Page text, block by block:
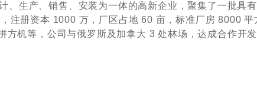
、生产、销售、安装为一体的高新企业，聚集了一批具
注册资本 1000 万，厂区占地 60 亩，标准厂房 8000 平
方机等，公司与俄罗斯及加拿大 3 处林场，达成合作开